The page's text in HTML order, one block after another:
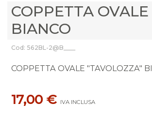
COPPETTA OVALE
BIANCO
Cod: 562BL-2@B____
COPPETTA OVALE "TAVOLOZZA"
17,00 € IVA INCLUSA